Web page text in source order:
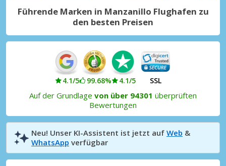
Führende Marken in Manzanillo Flughafen zu
den besten Preisen
4.1/5 99.68% 4.1/5 SSL
Auf der Grundlage von über 94301 überprüften
Bewertungen
Neu! Unser KI-Assistent ist jetzt auf Web &
WhatsApp verfügbar